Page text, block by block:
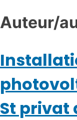
Auteur/
St privat